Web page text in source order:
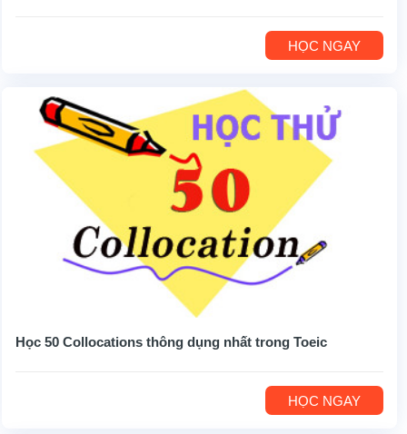
HỌC NGAY
Học 50 Collocations thông dụng nhất trong Toeic
HỌC NGAY